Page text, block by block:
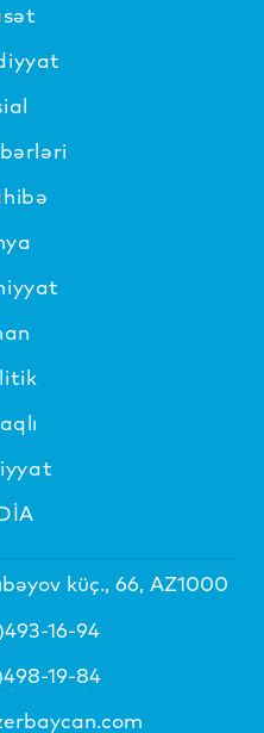
küç., 66, AZ1000
16-94
19-84